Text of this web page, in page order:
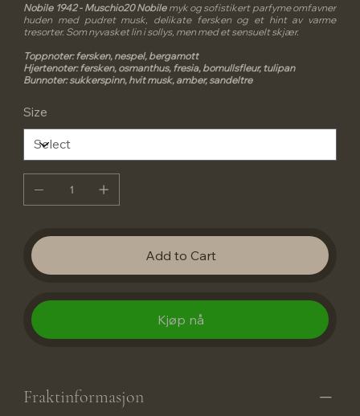
Nobile 1942 - Muschio20 Nobilemyk og sofistikert parfyme omfavner
huden med pudret musk, delikate fersken og et hint av varme
tresorter. Som nyvasket lin i sollys, men med et sensuelt skjær.
Toppnoter: fersken, nespel, bergamott
Hjertenoter: fersken, osmanthus, fresia, bomullsfleur, tulipan
Bunnoter: sukkerspinn, hvit musk, amber, sandeltre
Size
Add to Cart
Kjøp nå
Fraktinformasjon